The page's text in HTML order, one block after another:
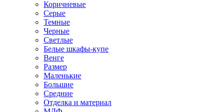
Коричневые
Серые
Темные
Черные
Светлые
Белые шкафы-купе
Венге
Размер
Маленькие
Большие
Средние
Отделка и материал